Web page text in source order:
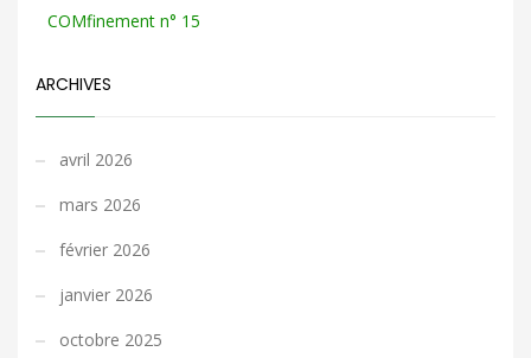
COMfinement n° 15
ARCHIVES
avril 2026
mars 2026
février 2026
janvier 2026
octobre 2025